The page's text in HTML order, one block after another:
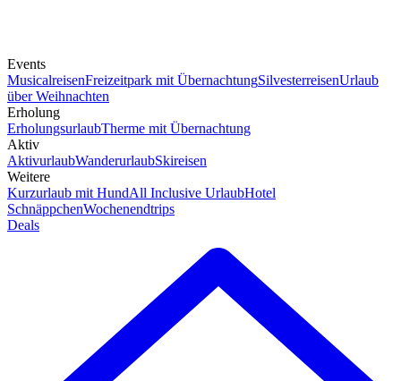
Events
MusicalreisenFreizeitpark mit ÜbernachtungSilvesterreisenUrlaub
über Weihnachten
Erholung
ErholungsurlaubTherme mit Übernachtung
Aktiv
AktivurlaubWanderurlaubSkireisen
Weitere
Kurzurlaub mit HundAll Inclusive UrlaubHotel
SchnäppchenWochenendtrips
Deals